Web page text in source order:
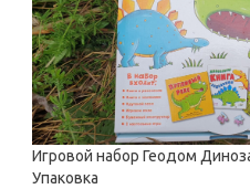
Игровой набор Геодом
Упаковка